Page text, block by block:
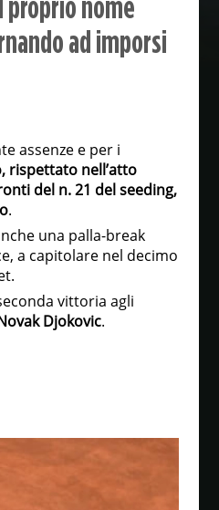
proprio nome
ad imporsi
assenze e per i
rispettato nell’atto
del n. 21 del seeding,
.
una palla-break
a capitolare nel decimo
vittoria agli
Djokovic.